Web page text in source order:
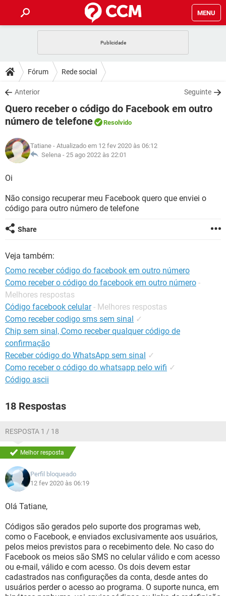
MENU
CELULAR
OUTLOOK
INSTAGRAM GMAIL
GUIA DE COMPRAS
DICAS
JOGOS
OUTLOOK
GUIA DE COMPRAS
DOWNLOADS
JOGOS WHATSAPP
CELULAR FACEBOOK
OUTLOOK EXCEL
INSTAGRAM
GUIA DE COMPRAS
FÓRUM
CELULAR FACEBOOK
GUIA DE COMPRAS
GLOSSÁRIO
JOGOS
CELULAR
OUTLOOK EXCEL
INSTAGRAM GMAIL
GUIA DE COMPRAS
Fórum Rede social
Anterior Seguinte
Quero receber o código do Facebook em outro
número de telefone
Resolvido
Tatiane - Atualizado em 12 fev 2020 às 06:12
Selena - 25 ago 2022 às 22:01
Oi
Não consigo recuperar meu Facebook quero que enviei o
código para outro número de telefone
Share
Veja também:
Como receber código do facebook em outro número
Como receber o código do facebook em outro número -
Melhores respostas
Código facebook celular - Melhores respostas
Como receber codigo sms sem sinal ✓
Chip sem sinal, Como receber qualquer código de
confirmação
Receber código do WhatsApp sem sinal ✓
Como receber o código do whatsapp pelo wifi ✓
Código ascii
18 Respostas
RESPOSTA 1 / 18
Melhor resposta
Perfil bloqueado
12 fev 2020 às 06:19
Olá Tatiane,
Códigos são gerados pelo suporte dos programas web,
como o Facebook, e enviados exclusivamente aos usuários,
pelos meios previstos para o recebimento dele. No caso do
Facebook os meios são SMS no celular válido e com acesso
ou e-mail, válido e com acesso. Os dois devem estar
cadastrados nas configurações da conta, desde antes do
usuários perder o acesso ao programa. O suporte nunca, em